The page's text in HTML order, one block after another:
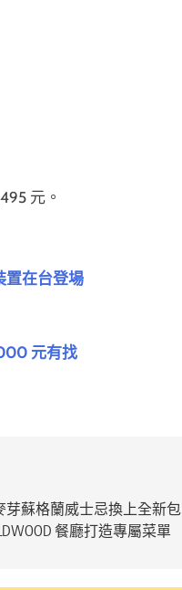
元。
置在台登場
元有找
芽蘇格蘭威士忌換上全新包
餐廳打造專屬菜單